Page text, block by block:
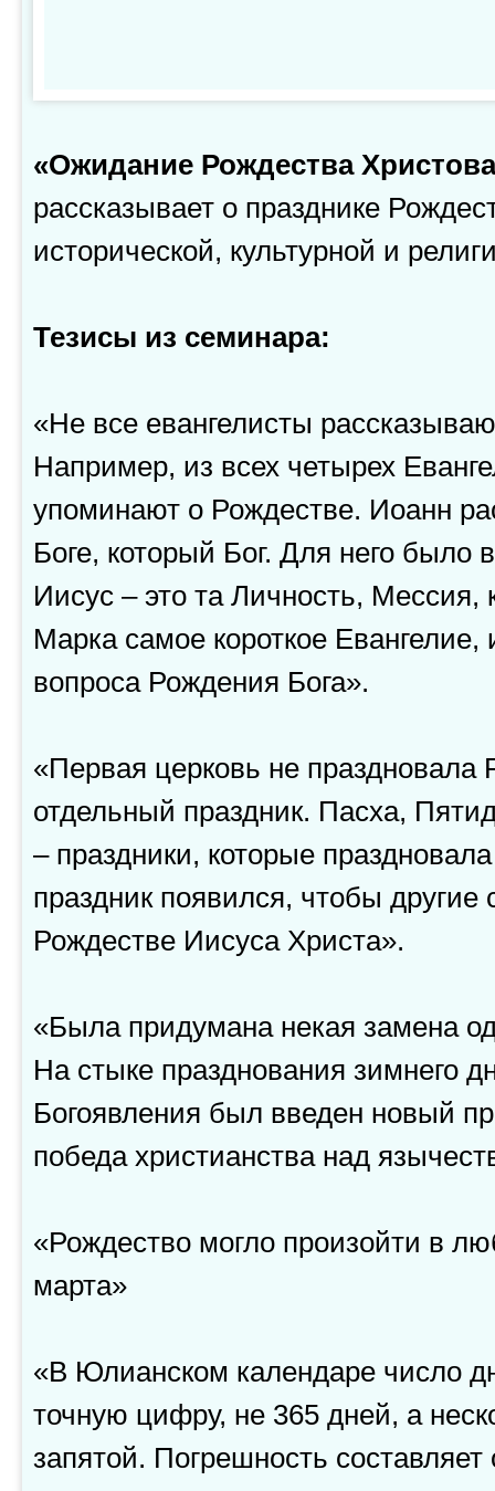
«Ожидание Рождества
рассказывает о празднике
исторической, культурной и
Тезисы из семинара:
«Не все евангелисты
Например, из всех четырех
упоминают о Рождестве. Иоанн
Боге, который Бог. Для него было
Иисус – это та Личность, Мессия,
Марка самое короткое Евангелие,
вопроса Рождения Бога».
«Первая церковь не праздновала
отдельный праздник. Пасха,
– праздники, которые
праздник появился, чтобы другие
Рождестве Иисуса Христа».
«Была придумана некая замена
На стыке празднования зимнего
Богоявления был введен новый
победа христианства над
«Рождество могло произойти в
марта»
«В Юлианском календаре число
точную цифру, не 365 дней, а
запятой. Погрешность составляет